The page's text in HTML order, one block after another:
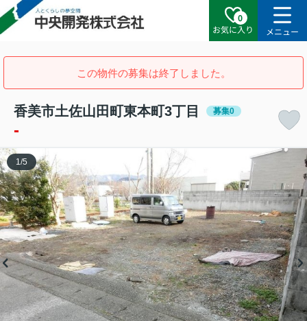
0
お気に入り
メニュー
この物件の募集は終了しました。
香美市土佐山田町東本町3丁目 募集0
-
1 /5